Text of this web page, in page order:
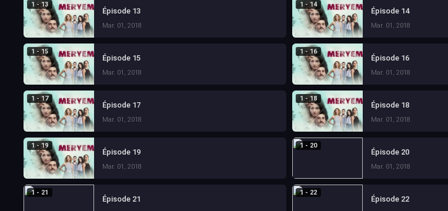
1 - 13
Épisode 13
Mar. 01, 2018
1 - 14
Épisode 14
Mar. 01, 2018
1 - 15
Épisode 15
Mar. 01, 2018
1 - 16
Épisode 16
Mar. 01, 2018
1 - 17
Épisode 17
Mar. 01, 2018
1 - 18
Épisode 18
Mar. 01, 2018
1 - 19
Épisode 19
Mar. 01, 2018
1 - 20
Épisode 20
Mar. 01, 2018
1 - 21
Épisode 21
1 - 22
Épisode 22